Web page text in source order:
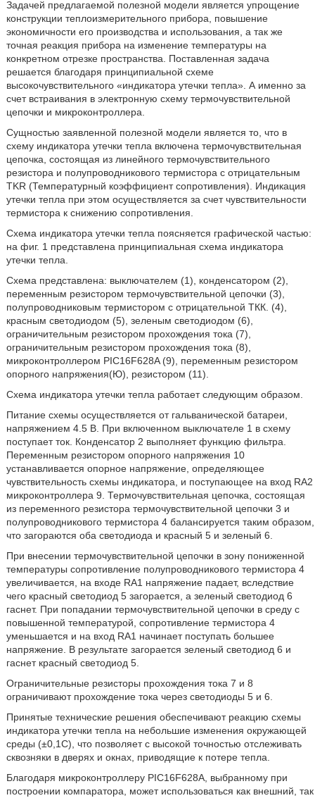
Задачей предлагаемой полезной модели является упрощение
конструкции теплоизмерительного прибора, повышение
экономичности его производства и использования, а так же
точная реакция прибора на изменение температуры на
конкретном отрезке пространства. Поставленная задача
решается благодаря принципиальной схеме
высокочувствительного «индикатора утечки тепла». А именно за
счет встраивания в электронную схему термочувствительной
цепочки и микроконтроллера.
Сущностью заявленной полезной модели является то, что в
схему индикатора утечки тепла включена термочувствительная
цепочка, состоящая из линейного термочувствительного
резистора и полупроводникового термистора с отрицательным
TKR (Температурный коэффициент сопротивления). Индикация
утечки тепла при этом осуществляется за счет чувствительности
термистора к снижению сопротивления.
Схема индикатора утечки тепла поясняется графической частью:
на фиг. 1 представлена принципиальная схема индикатора
утечки тепла.
Схема представлена: выключателем (1), конденсатором (2),
переменным резистором термочувствительной цепочки (3),
полупроводниковым термистором с отрицательной ТКК. (4),
красным светодиодом (5), зеленым светодиодом (6),
ограничительным резистором прохождения тока (7),
ограничительным резистором прохождения тока (8),
микроконтроллером PIC16F628A (9), переменным резистором
опорного напряжения(Ю), резистором (11).
Схема индикатора утечки тепла работает следующим образом.
Питание схемы осуществляется от гальванической батареи,
напряжением 4.5 В. При включенном выключателе 1 в схему
поступает ток. Конденсатор 2 выполняет функцию фильтра.
Переменным резистором опорного напряжения 10
устанавливается опорное напряжение, определяющее
чувствительность схемы индикатора, и поступающее на вход RA2
микроконтроллера 9. Термочувствительная цепочка, состоящая
из переменного резистора термочувствительной цепочки 3 и
полупроводникового термистора 4 балансируется таким образом,
что загораются оба светодиода и красный 5 и зеленый 6.
При внесении термочувствительной цепочки в зону пониженной
температуры сопротивление полупроводникового термистора 4
увеличивается, на входе RA1 напряжение падает, вследствие
чего красный светодиод 5 загорается, а зеленый светодиод 6
гаснет. При попадании термочувствительной цепочки в среду с
повышенной температурой, сопротивление термистора 4
уменьшается и на вход RA1 начинает поступать большее
напряжение. В результате загорается зеленый светодиод 6 и
гаснет красный светодиод 5.
Ограничительные резисторы прохождения тока 7 и 8
ограничивают прохождение тока через светодиоды 5 и 6.
Принятые технические решения обеспечивают реакцию схемы
индикатора утечки тепла на небольшие изменения окружающей
среды (±0,1C), что позволяет с высокой точностью отслеживать
сквозняки в дверях и окнах, приводящие к потере тепла.
Благодаря микроконтроллеру PIC16F628A, выбранному при
построении компаратора, может использоваться как внешний, так